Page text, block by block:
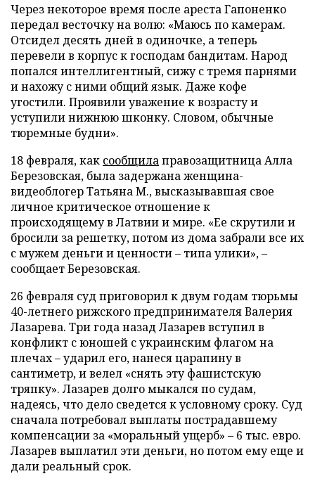
Через некоторое время после ареста Гапоненко
передал весточку на волю: «Маюсь по камерам.
Отсидел десять дней в одиночке, а теперь
перевели в корпус к господам бандитам. Народ
попался интеллигентный, сижу с тремя парнями
и нахожу с ними общий язык. Даже кофе
угостили. Проявили уважение к возрасту и
уступили нижнюю шконку. Словом, обычные
тюремные будни».
18 февраля, как сообщилаправозащитница Алла
Березовская, была задержана женщина-
видеоблогер Татьяна М., высказывавшая свое
личное критическое отношение к
происходящему в Латвии и мире. «Ее скрутили и
бросили за решетку, потом из дома забрали все их
с мужем деньги и ценности – типа улики», –
сообщает Березовская.
26 февраля суд приговорил к двум годам тюрьмы
40-летнего рижского предпринимателя Валерия
Лазарева. Три года назад Лазарев вступил в
конфликт с юношей с украинским флагом на
плечах – ударил его, нанеся царапину в
сантиметр, и велел «снять эту фашистскую
тряпку». Лазарев долго мыкался по судам,
надеясь, что дело сведется к условному сроку. Суд
сначала потребовал выплаты пострадавшему
компенсации за «моральный ущерб» – 6 тыс. евро.
Лазарев выплатил эти деньги, но потом ему еще и
дали реальный срок.